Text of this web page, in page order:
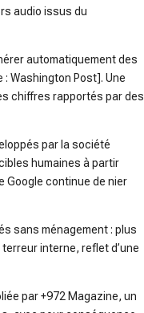
audio issus du
automatiquement des
: Washington Post]. Une
chiffres rapportés par des
par la société
humaines à partir
Google continue de nier
sans ménagement : plus
terreur interne, reflet d’une
par+972 Magazine, un